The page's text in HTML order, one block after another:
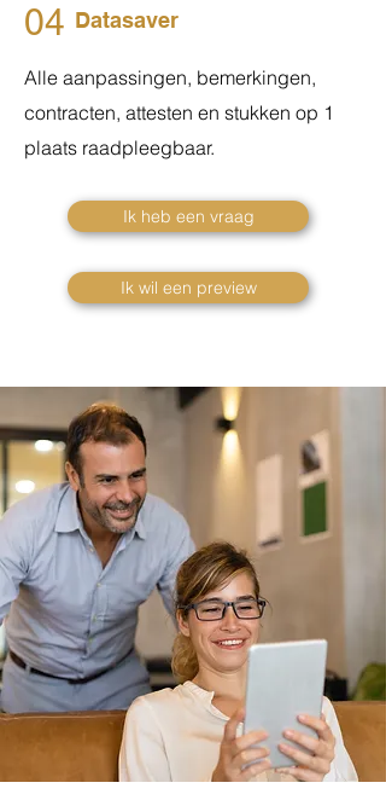
04 Datasaver
Alle aanpassingen, bemerkingen,
contracten, attesten en stukken op 1
plaats raadpleegbaar.
Ik heb een vraag
Ik wil een preview